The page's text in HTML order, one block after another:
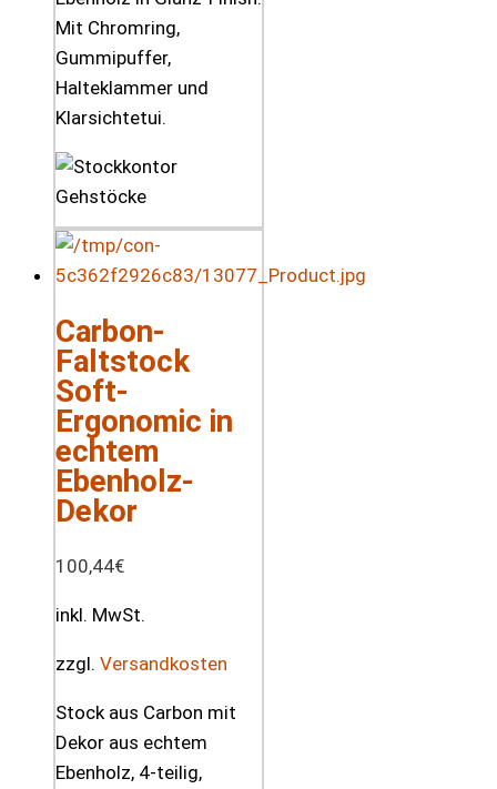
Mit Chromring,
Gummipuffer,
Halteklammer und
Klarsichtetui.
Carbon-
Faltstock
Soft-
Ergonomic in
echtem
Ebenholz-
Dekor
100,44€
inkl. MwSt.
zzgl. Versandkosten
Stock aus Carbon mit
Dekor aus echtem
Ebenholz, 4-teilig,